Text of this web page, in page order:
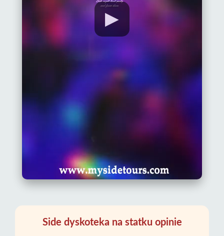
▶
Side dyskoteka na statku opinie